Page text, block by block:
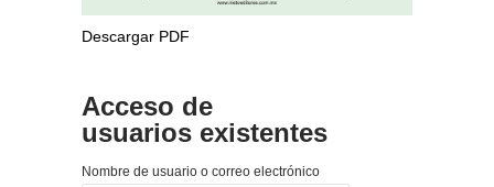
Descargar PDF
Acceso de
usuarios existentes
Nombre de usuario o correo electrónico